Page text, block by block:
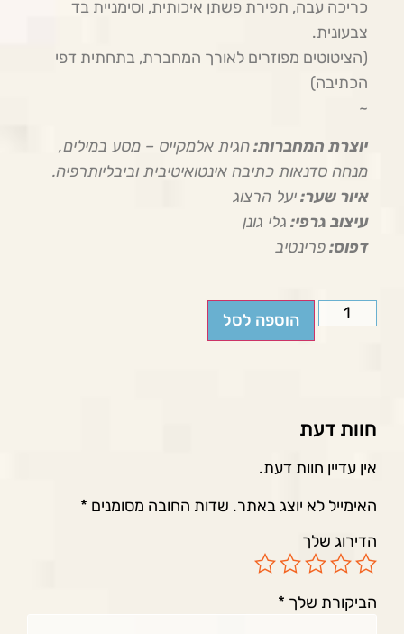
כריכה עבה, תפירת פשתן איכותית, וסימניית בד
צבעונית.
(הציטוטים מפוזרים לאורך המחברת, בתחתית דפי
הכתיבה)
~
יוצרת המחברות:חגית אלמקייס – מסע במילים,
מנחה סדנאות כתיבה אינטואיטיבית וביבליותרפיה.
איור שער:יעל הרצוג
עיצוב גרפי: גלי גונן
דפוס:פרינטיב
הוספה לסל
חוות דעת
אין עדיין חוות דעת.
האימייל לא יוצג באתר. שדות החובה מסומנים *
הדירוג שלך
הביקורת שלך *